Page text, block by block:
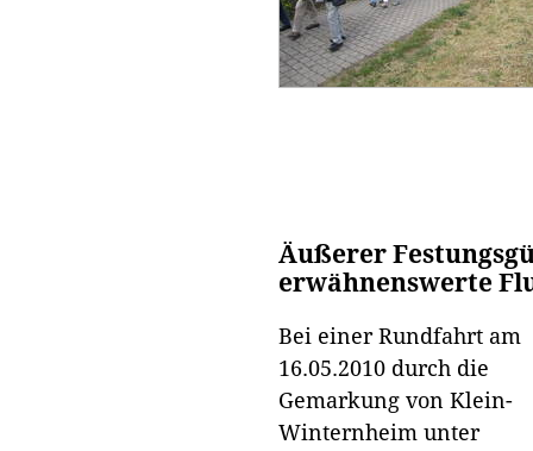
Äußerer
erwähnenswerte
Bei einer Rundfahrt am
16.05.2010 durch die
Gemarkung von Klein-
Winternheim unter